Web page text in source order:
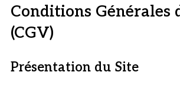
Conditions Générales
(CGV)
Présentation du Site